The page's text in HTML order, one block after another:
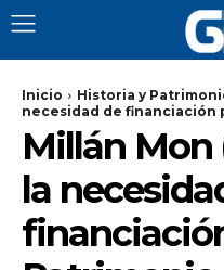
Inicio Historia y
necesidad de financiación
Millán Mon
la